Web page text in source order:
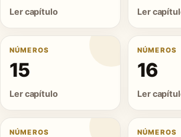
Ler capítulo Ler
NÚMEROS
15
Ler capítulo
NÚMEROS
16
Ler
NÚMEROS NÚMEROS